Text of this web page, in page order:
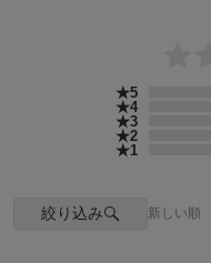
★5
★4
★3
★2
★1
絞り込み 新しい順